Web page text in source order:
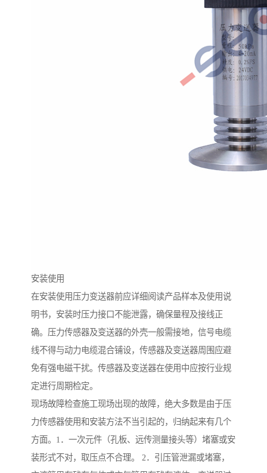
安装使用
在安装使用压力变送器前应详细阅读产品样本及使用说
明书，安装时压力接口不能泄露，确保量程及接线正
确。压力传感器及变送器的外壳一般需接地，信号电缆
线不得与动力电缆混合铺设，传感器及变送器周围应避
免有强电磁干扰。传感器及变送器在使用中应按行业规
定进行周期检定。
现场故障检查施工现场出现的故障，绝大多数是由于压
力传感器使用和安装方法不当引起的，归纳起来有几个
方面。1．一次元件（孔板、远传测量接头等）堵塞或安
装形式不对，取压点不合理。 2．引压管泄漏或堵塞，